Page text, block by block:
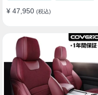
¥ 47,950 (税込)